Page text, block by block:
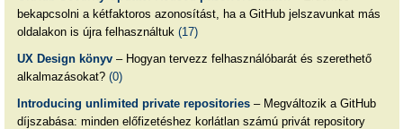
bekapcsolni a kétfaktoros azonosítást, ha a GitHub jelszavunkat más
oldalakon is újra felhasználtuk (17)
UX Design könyv– Hogyan tervezz felhasználóbarát és szerethető
alkalmazásokat? (0)
Introducing unlimited private repositories– Megváltozik a GitHub
díjszabása: minden előfizetéshez korlátlan számú privát repository